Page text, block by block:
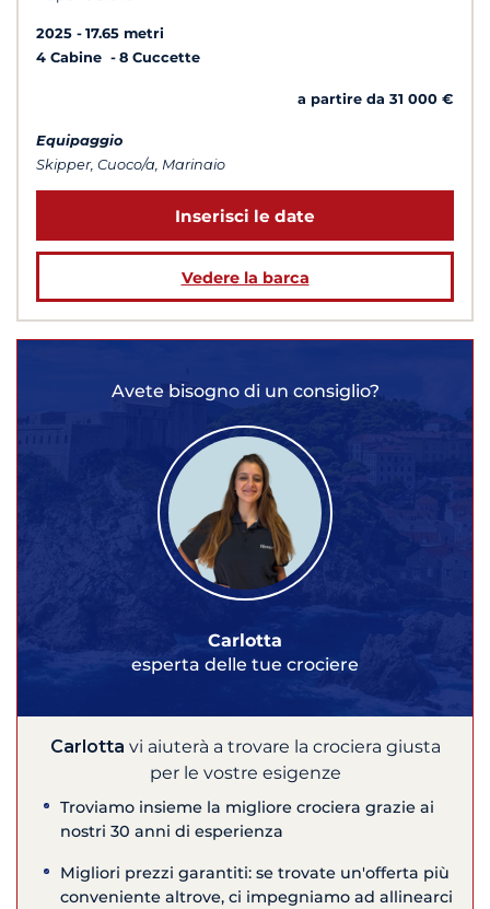
2025
17.65 metri
4 Cabine
8 Cuccette
a partire da 31 000 €
Equipaggio
Skipper, Cuoco/a, Marinaio
Inserisci le date
Vedere la barca
Avete bisogno di un consiglio?
Carlotta
esperta delle tue crociere
Carlotta vi aiuterà a trovare la crociera giusta
per le vostre esigenze
Troviamo insieme la migliore crociera grazie ai
nostri 30 anni di esperienza
Migliori prezzi garantiti: se trovate un'offerta più
conveniente altrove, ci impegniamo ad allinearci